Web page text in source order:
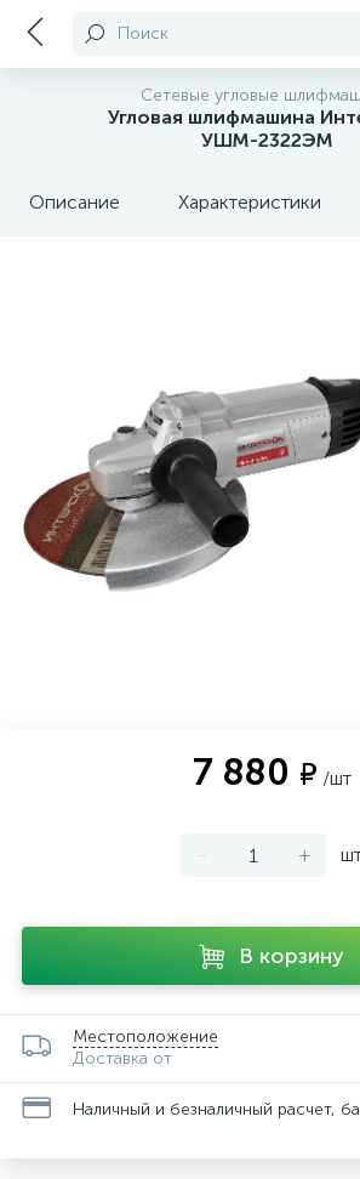
Поиск
Сетевые угловые
Угловая шлифмашина
УШМ-2322ЭМ
Описание Характеристики
7 880 ₽ /шт
- +
В корзину
Местоположение
Доставка от
Наличный и безналичный расчет,